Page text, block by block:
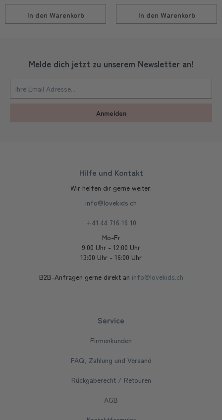
In den Warenkorb In den Warenkorb
Melde dich jetzt zu unserem Newsletter an!
Anmelden
Hilfe und Kontakt
Wir helfen dir gerne weiter:
info@lovekids.ch
+41 44 716 16 10
Mo-Fr
9:00 Uhr - 12:00 Uhr
13:00 Uhr - 16:00 Uhr
B2B-Anfragen gerne direkt an info@lovekids.ch
Service
Firmenkunden
FAQ, Zahlung und Versand
Rückgaberecht / Retouren
AGB